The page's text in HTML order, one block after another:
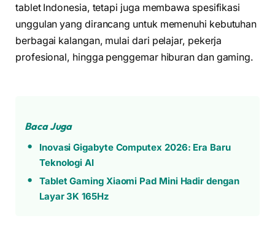
tablet Indonesia, tetapi juga membawa spesifikasi
unggulan yang dirancang untuk memenuhi kebutuhan
berbagai kalangan, mulai dari pelajar, pekerja
profesional, hingga penggemar hiburan dan gaming.
Baca Juga
Inovasi Gigabyte Computex 2026: Era Baru
Teknologi AI
Tablet Gaming Xiaomi Pad Mini Hadir dengan
Layar 3K 165Hz